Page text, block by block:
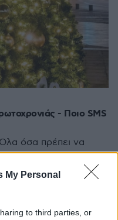
My Personal
to third parties, or
- Ποιο SMS
όσα πρέπει να